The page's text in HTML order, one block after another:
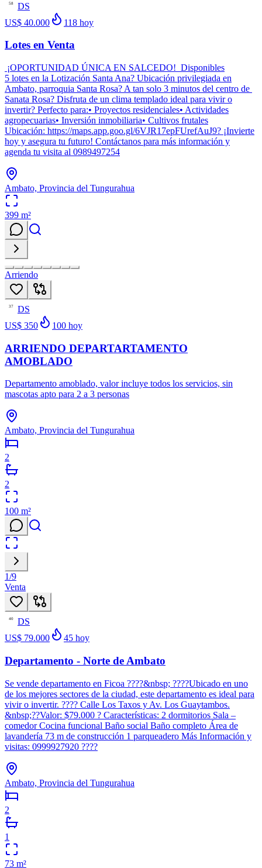
58
DS
US$ 40.000
118 hoy
Lotes en Venta
¡OPORTUNIDAD ÚNICA EN SALCEDO! Disponibles
5 lotes en la Lotización Santa Ana? Ubicación privilegiada en
Ambato, parroquia Santa Rosa? A tan solo 3 minutos del centro de
Sanata Rosa? Disfruta de un clima templado ideal para vivir o
invertir? Perfecto para:• Proyectos residenciales• Actividades
agropecuarias• Inversión inmobiliaria• Cultivos frutales
Ubicación: https://maps.app.goo.gl/6VJR17epFUrefAuJ9? ¡Invierte
hoy y asegura tu futuro! Contáctanos para más información y
agenda tu visita al 0989497254
Ambato, Provincia del Tungurahua
399 m²
Arriendo
37
DS
US$ 350
100 hoy
ARRIENDO DEPARTARTAMENTO
AMOBLADO
Departamento amoblado, valor incluye todos los servicios, sin
mascotas apto para 2 a 3 personas
Ambato, Provincia del Tungurahua
2
2
100 m²
1/9
Venta
40
DS
US$ 79.000
45 hoy
Departamento - Norte de Ambato
Se vende departamento en Ficoa ????&nbsp; ????Ubicado en uno
de los mejores sectores de la ciudad, este departamento es ideal para
vivir o invertir. ???? Calle Los Taxos y Av. Los Guaytambos.
&nbsp;??Valor: $79.000 ? Características: 2 dormitorios Sala –
comedor Cocina funcional Baño social Baño completo Área de
lavandería 73 m de construcción 1 parqueadero Más Información y
visitas: 0999927920 ????
Ambato, Provincia del Tungurahua
2
1
73 m²